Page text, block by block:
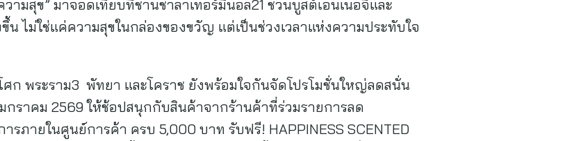
ามสุข” มาจอดเทียบที่ชานชาลาเทอร์มินอล21 ชวนบูสต์เอนเนอจี้และ
ไม่ใช่แค่ความสุขในกล่องของขวัญ แต่เป็นช่วงเวลาแห่งความประทับใจ
ก พระราม3 พัทยา และโคราช ยังพร้อมใจกันจัดโปรโมชั่นใหญ่ลดสนั่น
ราคม 2569 ให้ช้อปสนุกกับสินค้าจากร้านค้าที่ร่วมรายการลด
รภายในศูนย์การค้า ครบ 5,000 บาท รับฟรี! HAPPINESS SCENTED